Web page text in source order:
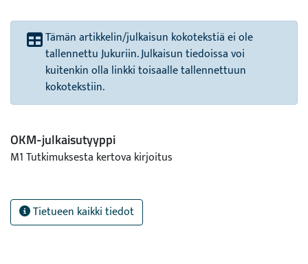
Tämän artikkelin/julkaisun kokotekstiä ei ole
tallennettu Jukuriin. Julkaisun tiedoissa voi
kuitenkin olla linkki toisaalle tallennettuun
kokotekstiin.
OKM-julkaisutyyppi
M1 Tutkimuksesta kertova kirjoitus
Tietueen kaikki tiedot